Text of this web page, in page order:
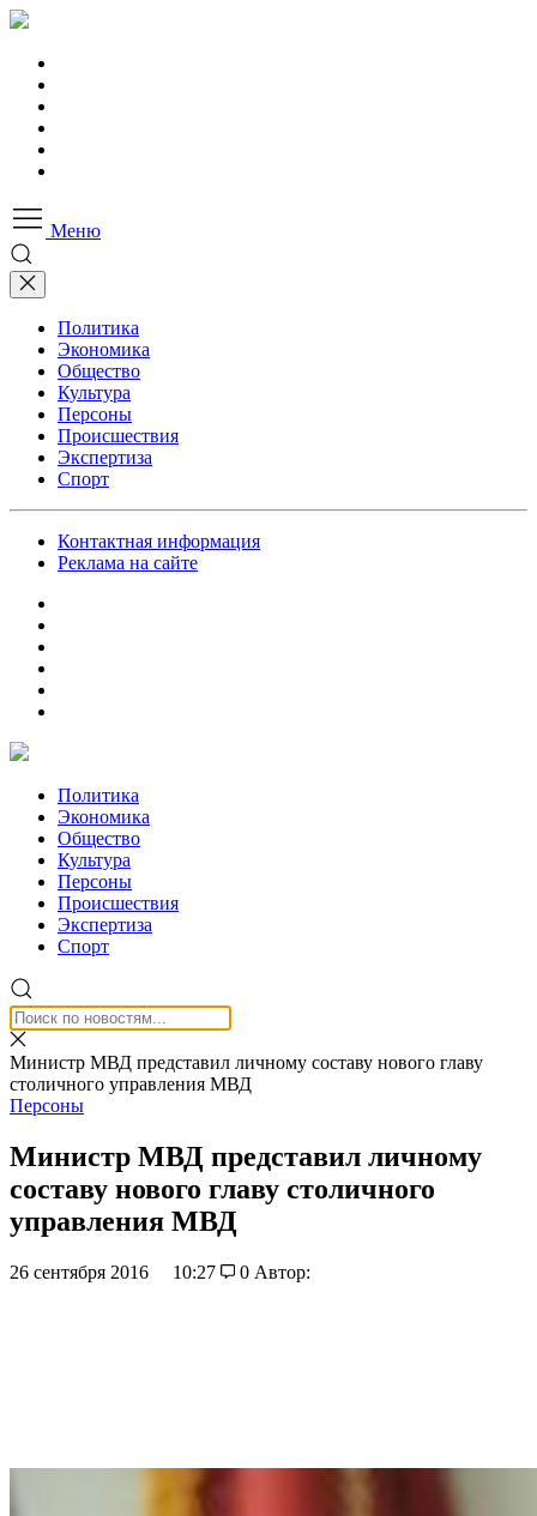
Меню
Политика
Экономика
Общество
Культура
Персоны
Происшествия
Экспертиза
Спорт
Контактная информация
Реклама на сайте
Политика
Экономика
Общество
Культура
Персоны
Происшествия
Экспертиза
Спорт
Министр МВД представил личному составу нового главу
столичного управления МВД
Персоны
Министр МВД представил личному
составу нового главу столичного
управления МВД
26 сентября 2016 10:27 0 Автор: